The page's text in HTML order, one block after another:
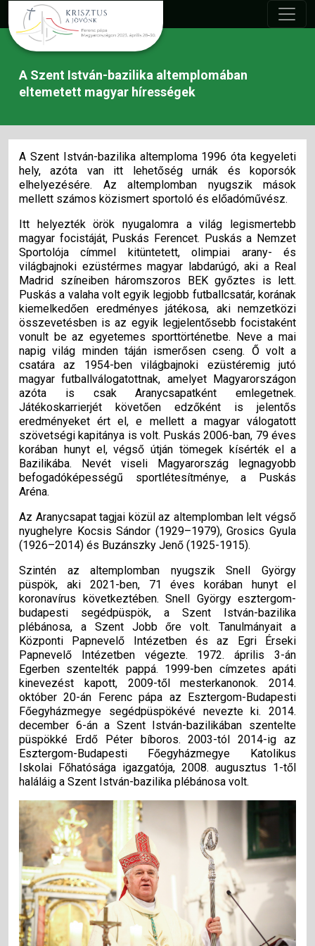
A Szent István-bazilika altemplomában
eltemetett magyar hírességek
A Szent István-bazilika altemploma 1996 óta kegyeleti
hely, azóta van itt lehetőség urnák és koporsók
elhelyezésére. Az altemplomban nyugszik mások
mellett számos közismert sportoló és előadóművész.
Itt helyezték örök nyugalomra a világ legismertebb
magyar focistáját, Puskás Ferencet. Puskás a Nemzet
Sportolója címmel kitüntetett, olimpiai arany- és
világbajnoki ezüstérmes magyar labdarúgó, aki a Real
Madrid színeiben háromszoros BEK győztes is lett.
Puskás a valaha volt egyik legjobb futballcsatár, korának
kiemelkedően eredményes játékosa, aki nemzetközi
összevetésben is az egyik legjelentősebb focistaként
vonult be az egyetemes sporttörténetbe. Neve a mai
napig világ minden táján ismerősen cseng. Ő volt a
csatára az 1954-ben világbajnoki ezüstéremig jutó
magyar futballválogatottnak, amelyet Magyarországon
azóta is csak Aranycsapatként emlegetnek.
Játékoskarrierjét követően edzőként is jelentős
eredményeket ért el, e mellett a magyar válogatott
szövetségi kapitánya is volt. Puskás 2006-ban, 79 éves
korában hunyt el, végső útján tömegek kísérték el a
Bazilikába. Nevét viseli Magyarország legnagyobb
befogadóképességű sportlétesítménye, a Puskás
Aréna.
Az Aranycsapat tagjai közül az altemplomban lelt végső
nyughelyre Kocsis Sándor (1929–1979), Grosics Gyula
(1926–2014) és Buzánszky Jenő (1925-1915).
Szintén az altemplomban nyugszik Snell György
püspök, aki 2021-ben, 71 éves korában hunyt el
koronavírus következtében. Snell György esztergom-
budapesti segédpüspök, a Szent István-bazilika
plébánosa, a Szent Jobb őre volt. Tanulmányait a
Központi Papnevelő Intézetben és az Egri Érseki
Papnevelő Intézetben végezte. 1972. április 3-án
Egerben szentelték pappá. 1999-ben címzetes apáti
kinevezést kapott, 2009-től mesterkanonok. 2014.
október 20-án Ferenc pápa az Esztergom-Budapesti
Főegyházmegye segédpüspökévé nevezte ki. 2014.
december 6-án a Szent István-bazilikában szentelte
püspökké Erdő Péter bíboros. 2003-tól 2014-ig az
Esztergom-Budapesti Főegyházmegye Katolikus
Iskolai Főhatósága igazgatója, 2008. augusztus 1-től
haláláig a Szent István-bazilika plébánosa volt.